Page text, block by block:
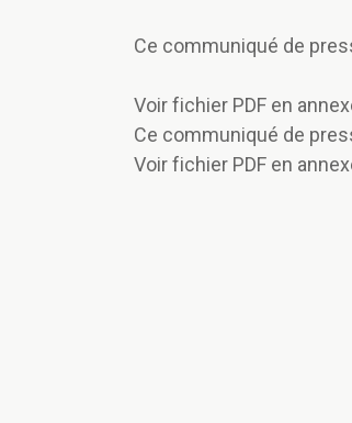
Ce communiqué de
Voir fichier PDF en
Ce communiqué de
Voir fichier PDF en